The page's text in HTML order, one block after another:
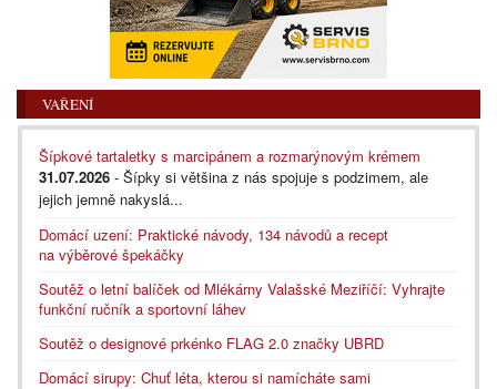
VAŘENÍ
Šípkové tartaletky s marcipánem a rozmarýnovým krémem
31.07.2026 - Šípky si většina z nás spojuje s podzimem, ale
jejich jemně nakyslá...
Domácí uzení: Praktické návody, 134 návodů a recept
na výběrové špekáčky
Soutěž o letní balíček od Mlékárny Valašské Meziříčí: Vyhrajte
funkční ručník a sportovní láhev
Soutěž o designové prkénko FLAG 2.0 značky UBRD
Domácí sirupy: Chuť léta, kterou si namícháte sami